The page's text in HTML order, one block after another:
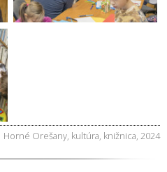
Horné Orešany kultúra knižnica 2024